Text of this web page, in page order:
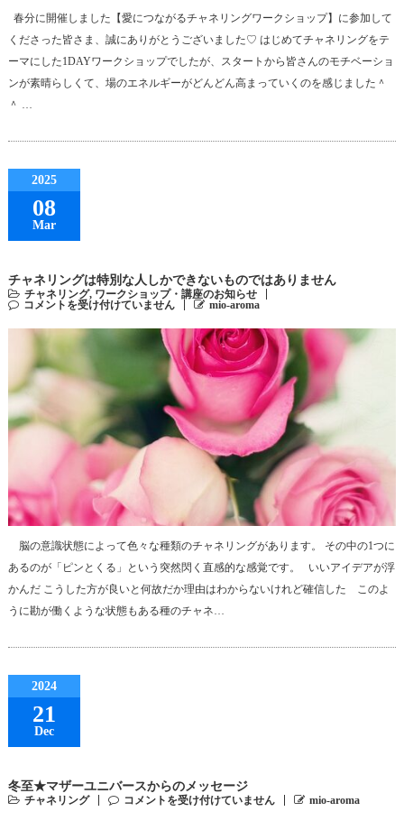
春分に開催しました【愛につながるチャネリングワークショップ】に参加して
くださった皆さま、誠にありがとうございました♡ はじめてチャネリングをテ
ーマにした1DAYワークショップでしたが、スタートから皆さんのモチベーショ
ンが素晴らしくて、場のエネルギーがどんどん高まっていくのを感じました＾
＾ …
2025
08
Mar
チャネリングは特別な人しかできないものではありません
チャネリング, ワークショップ・講座のお知らせ
コメントを受け付けていません
mio-aroma
脳の意識状態によって色々な種類のチャネリングがあります。 その中の1つに
あるのが「ピンとくる」という突然閃く直感的な感覚です。 いいアイデアが浮
かんだ こうした方が良いと何故だか理由はわからないけれど確信した このよ
うに勘が働くような状態もある種のチャネ…
2024
21
Dec
冬至★マザーユニバースからのメッセージ
チャネリング コメントを受け付けていません mio-aroma